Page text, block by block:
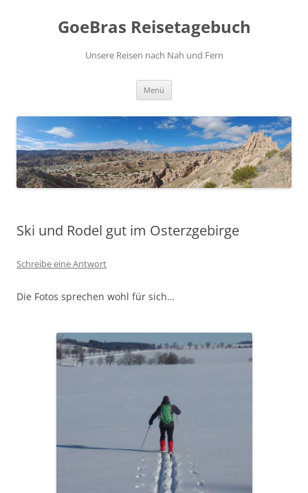
GoeBras Reisetagebuch
Unsere Reisen nach Nah und Fern
Menü
Ski und Rodel gut im Osterzgebirge
Schreibe eine Antwort
Die Fotos sprechen wohl für sich…